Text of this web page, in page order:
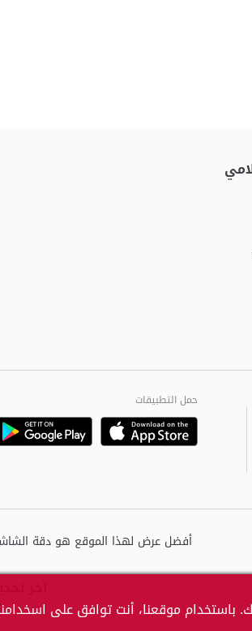
حمل التطبيقات
Google
Playstore
موقعنا، أنت توافق على